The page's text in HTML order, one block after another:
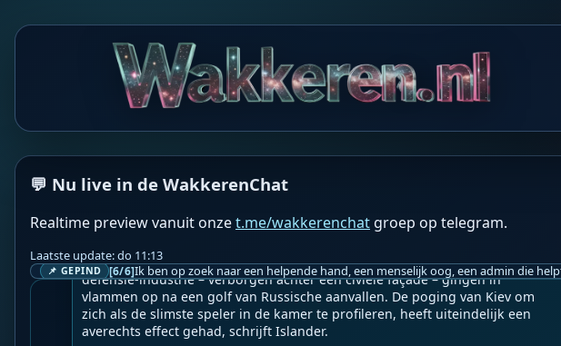
💬 Nu live in de WakkerenChat
Realtime preview vanuit onzet.me/wakkerenchat groep op telegram.
Laatste update: do 11:13
📌 GEPIND [6/6]
Wakkere Fabels BOT do 11:12
☀️Frontnieuws☀️
👉Oekraine is aan de winnende hand – LOL
Geupload door: De Wakkeren Chat
Faciliteiten die banden hebben met de Oekraïense strijdkrachten en de
defensie-industrie – verborgen achter een civiele façade – gingen in
vlammen op na een golf van Russische aanvallen. De poging van Kiev om
zich als de slimste speler in de kamer te profileren, heeft uiteindelijk een
averechts effect gehad, schrijft Islander.